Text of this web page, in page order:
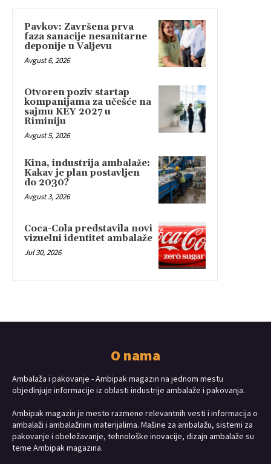
Pavkov: Završena prva
faza sanacije nesanitarne
deponije u Valjevu
Avgust 6, 2026
Otvoren poziv startap
kompanijama za učešće na
sajmu KEY 2027 u
Riminiju
Avgust 5, 2026
Kina, industrija ambalaže:
Kakav je plan postavljen
do 2030?
Avgust 3, 2026
Coca-Cola predstavila novi
vizuelni identitet ambalaže
Jul 30, 2026
O nama
Ambalaža i pakovanje - Ambipak magazin na jednom mestu
objedinjuje informacije iz oblasti industrije ambalaže i pakovanja.
Ambipak magazin je mesto razmene relevantnih vesti i informacija o
ambalaži i ambalažnim materijalima. Mašine za ambalažu, sistemi za
pakovanje i obeležavanje, tehnološke inovacije, dizajn ambalaže su
teme Ambipak magazina.